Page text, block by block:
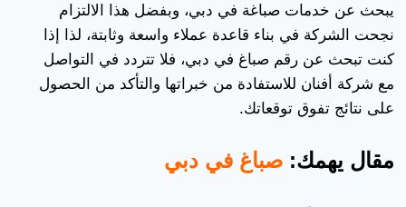
يبحث عن خدمات صباغة في دبي، وبفضل هذا الالتزام
نجحت الشركة في بناء قاعدة عملاء واسعة وثابتة، لذا إذا
كنت تبحث عن رقم صباغ في دبي، فلا تتردد في التواصل
مع شركة أفنان للاستفادة من خبراتها والتأكد من الحصول
على نتائج تفوق توقعاتك.
مقال يهمك: صباغ في دبي